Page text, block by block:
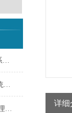
SmartPM3000智能远程预付费系统在能源管理领域中发挥着重要作用
BRN-C2000学生公寓预付费系统的软件需要及时更新
DCU SCADA800能源预付费管理系统介绍
详细